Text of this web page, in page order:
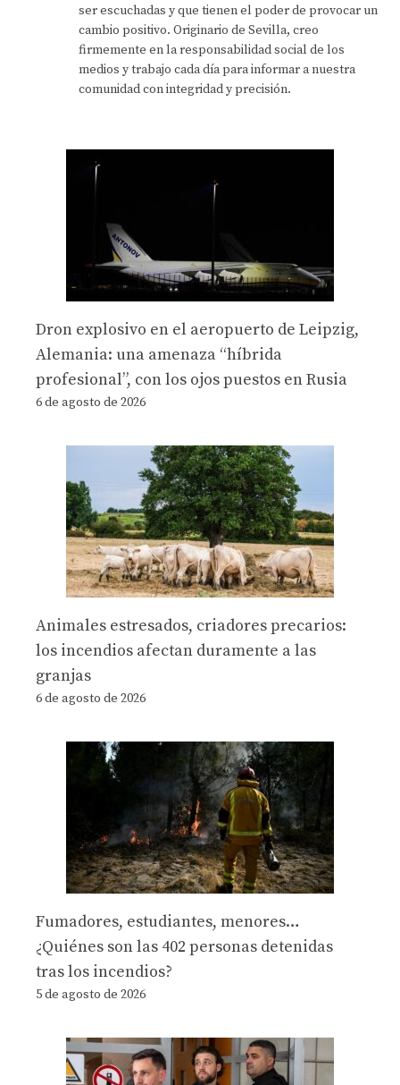
ser escuchadas y que tienen el poder de provocar un
cambio positivo. Originario de Sevilla, creo
firmemente en la responsabilidad social de los
medios y trabajo cada día para informar a nuestra
comunidad con integridad y precisión.
Dron explosivo en el aeropuerto de Leipzig,
Alemania: una amenaza “híbrida
profesional”, con los ojos puestos en Rusia
6 de agosto de 2026
Animales estresados, criadores precarios:
los incendios afectan duramente a las
granjas
6 de agosto de 2026
Fumadores, estudiantes, menores…
¿Quiénes son las 402 personas detenidas
tras los incendios?
5 de agosto de 2026